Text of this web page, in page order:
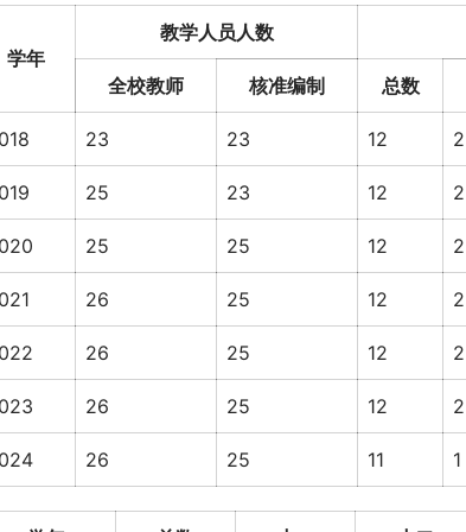
学年
教学人员人数
全校教师 核准编制 总数
23 23 12 2
25 23 12 2
25 25 12 2
26 25 12 2
26 25 12 2
26 25 12 2
26 25 11 1